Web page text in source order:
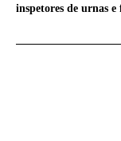
inspetores de urnas